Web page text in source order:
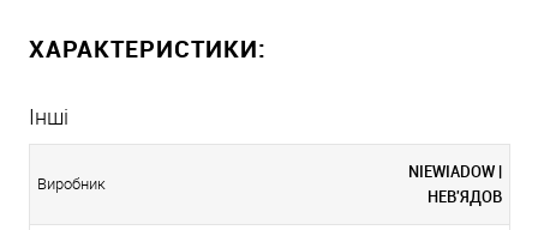
ХАРАКТЕРИСТИКИ:
Інші
Виробник
NIEWIADOW |
НЕВ'ЯДОВ